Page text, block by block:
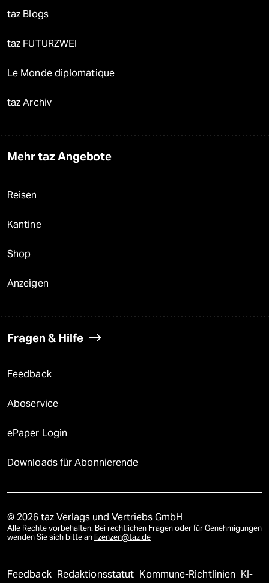
taz Blogs
taz FUTURZWEI
Le Monde diplomatique
taz Archiv
Mehr taz Angebote
Reisen
Kantine
Shop
Anzeigen
Fragen & Hilfe
Feedback
Aboservice
ePaper Login
Downloads für Abonnierende
© 2026 taz Verlags und Vertriebs GmbH
Alle Rechte vorbehalten. Bei rechtlichen Fragen oder für Genehmigungen
wenden Sie sich bitte an lizenzen@taz.de
Feedback Redaktionsstatut Kommune-Richtlinien KI-